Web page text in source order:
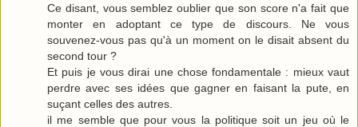
Ce disant, vous semblez oublier que son score n'a fait que
monter en adoptant ce type de discours. Ne vous
souvenez-vous pas qu'à un moment on le disait absent du
second tour ?
Et puis je vous dirai une chose fondamentale : mieux vaut
perdre avec ses idées que gagner en faisant la pute, en
suçant celles des autres.
il me semble que pour vous la politique soit un jeu où le